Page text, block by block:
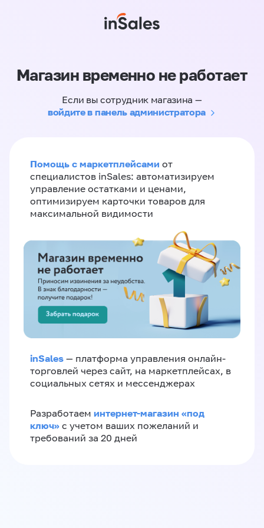
Магазин временно не работает
Если вы сотрудник магазина —
войдите в панель администратора
Помощь с маркетплейсами от
специалистов inSales: автоматизируем
управление остатками и ценами,
оптимизируем карточки товаров для
максимальной видимости
inSales — платформа управления онлайн-
торговлей через сайт, на маркетплейсах, в
социальных сетях и мессенджерах
Разработаем интернет-магазин «‎под
ключ»‎ с учетом ваших пожеланий и
требований за 20 дней